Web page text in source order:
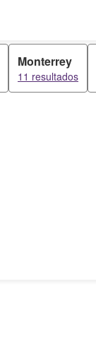
Monterrey
11 resultados